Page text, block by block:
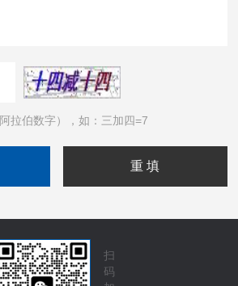
拉伯数字），如：三加四=7
扫
码